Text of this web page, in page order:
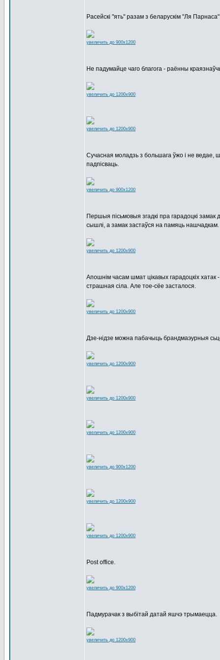
Расейскі "ять" разам з беларускім "Ля
увеличить до 900x1200
Не падумайце чаго благога - раённы
увеличить до 1200x900
увеличить до 1200x900
Сучасная моладзь з большага ўжо і не ведае,
падпісваць.
увеличить до 900x1200
Першыя пісьмовыя згадкі пра гарадоцкі
сышлі, а замак застаўся на памяць нашчадкам.
увеличить до 1200x900
Апошнім часам шмат цікавых гарадоцкіх
страшная сіла. Але тое-сёе засталося.
увеличить до 1200x900
Дзе-нідзе можна пабачыць брандмаэурныя
увеличить до 1200x900
увеличить до 1200x900
увеличить до 1200x900
увеличить до 900x1200
увеличить до 1200x900
увеличить до 1200x900
Post office.
увеличить до 900x1200
Падмурачак з выбітай датай яшчэ трымаецца.
увеличить до 1200x900